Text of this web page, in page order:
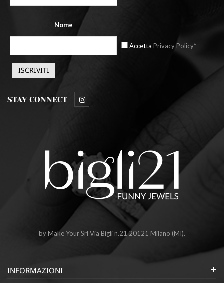
Nome
Accetta Privacy Policy*
STAY CONNECT
by Make Your Srl Via Bigli n.21 20121 Milano (MI).
INFORMAZIONI